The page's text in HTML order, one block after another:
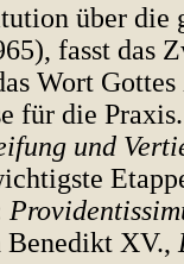
über die
fasst das
Wort Gottes
für die
und
Benedikt XV.,